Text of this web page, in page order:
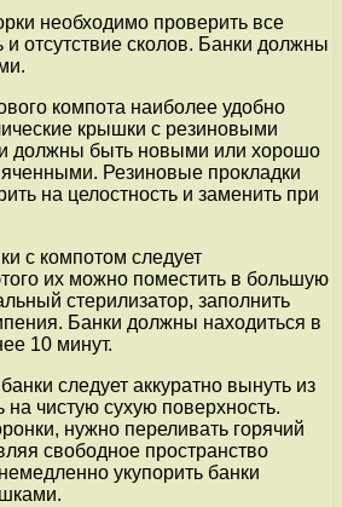
необходимо проверить все
и отсутствие сколов. Банки должны
компота наиболее удобно
крышки с резиновыми
должны быть новыми или хорошо
Резиновые прокладки
на целостность и заменить при
с компотом следует
их можно поместить в большую
стерилизатор, заполнить
Банки должны находиться в
10 минут.
следует аккуратно вынуть из
чистую сухую поверхность.
нужно переливать горячий
свободное пространство
укупорить банки